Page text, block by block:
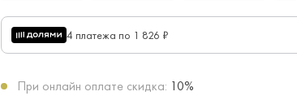
4 платежа по 1 826 ₽
При онлайн оплате скидка: 10%